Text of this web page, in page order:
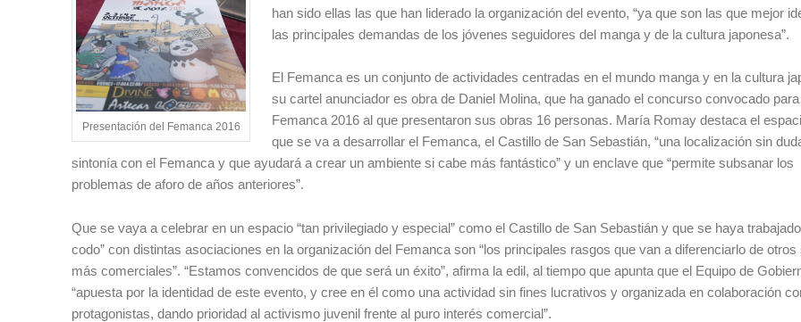
Presentación del Femanca 2016
han sido ellas las que han liderado la organización del evento, “ya que son las que mejor
las principales demandas de los jóvenes seguidores del manga y de la cultura japonesa”.
El Femanca es un conjunto de actividades centradas en el mundo manga y en la cultura
su cartel anunciador es obra de Daniel Molina, que ha ganado el concurso convocado
Femanca 2016 al que presentaron sus obras 16 personas. María Romay destaca el
que se va a desarrollar el Femanca, el Castillo de San Sebastián, “una localización sin
sintonía con el Femanca y que ayudará a crear un ambiente si cabe más fantástico” y un enclave que “permite subsanar los
problemas de aforo de años anteriores”.
Que se vaya a celebrar en un espacio “tan privilegiado y especial” como el Castillo de San Sebastián y que se haya
codo” con distintas asociaciones en la organización del Femanca son “los principales rasgos que van a diferenciarlo de otros
más comerciales”. “Estamos convencidos de que será un éxito”, afirma la edil, al tiempo que apunta que el Equipo de
“apuesta por la identidad de este evento, y cree en él como una actividad sin fines lucrativos y organizada en colaboración
protagonistas, dando prioridad al activismo juvenil frente al puro interés comercial”.